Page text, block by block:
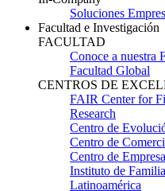
Soluciones
Facultad e Investigación
FACULTAD
Conoce a nuestra
Facultad Global
CENTROS DE
FAIR Center for
Research
Centro de
Centro de
Centro de
Instituto de
Latinoamérica